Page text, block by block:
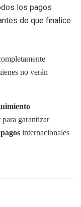
los pagos
de que finalice
no verán
para garantizar
internacionales